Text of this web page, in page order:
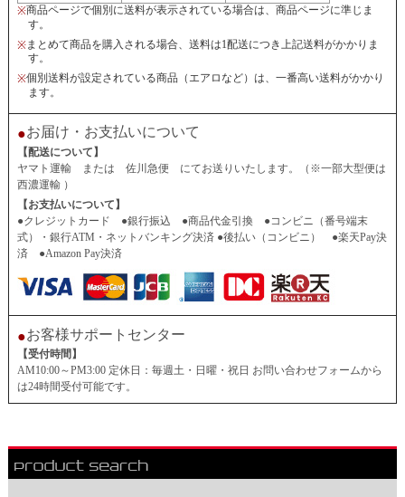
※商品ページで個別に送料が表示されている場合は、商品ページに準じま
す。
※まとめて商品を購入される場合、送料は1配送につき上記送料がかかりま
す。
※個別送料が設定されている商品（エアロなど）は、一番高い送料がかかり
ます。
●お届け・お支払いについて
【配送について】
ヤマト運輸 または 佐川急便 にてお送りいたします。（※一部大型便は
西濃運輸 ）
【お支払いについて】
●クレジットカード ●銀行振込 ●商品代金引換 ●コンビニ（番号端末
式）・銀行ATM・ネットバンキング決済 ●後払い（コンビニ） ●楽天Pay決
済 ●Amazon Pay決済
●お客様サポートセンター
【受付時間】
AM10:00～PM3:00 定休日：毎週土・日曜・祝日 お問い合わせフォームから
は24時間受付可能です。